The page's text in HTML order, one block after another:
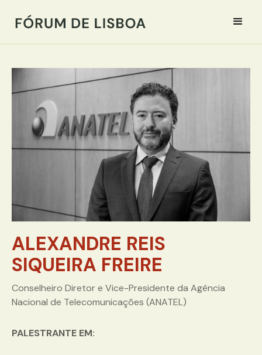
ALEXANDRE REIS
SIQUEIRA FREIRE
Conselheiro Diretor e Vice-Presidente da Agência
Nacional de Telecomunicações (ANATEL)
PALESTRANTE EM: